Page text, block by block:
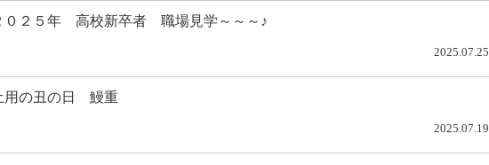
０２５年 高校新卒者 職場見学～～～♪
2025.07.25
用の丑の日 鰻重
2025.07.19